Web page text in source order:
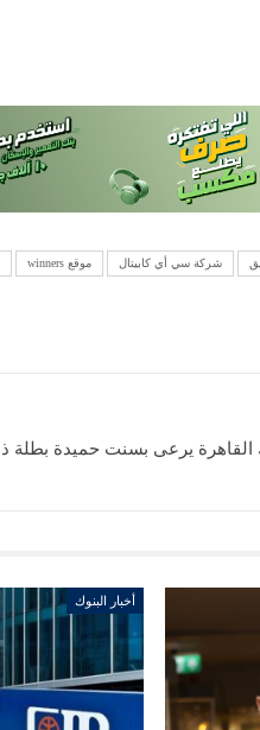
شركة سي أي كابيتال موقع winners
القاهرة يرعى بسنت حميدة بطلة
أخبار البنوك